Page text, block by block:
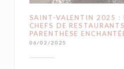
SAINT-VALENTIN 2025 :
CHEFS DE
PARENTHÈSE
06/02/2025